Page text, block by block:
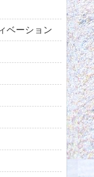
ベーション